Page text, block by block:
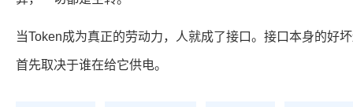
当Token成为真正的劳动力，人就成了接口。接口本身的好
首先取决于谁在给它供电。